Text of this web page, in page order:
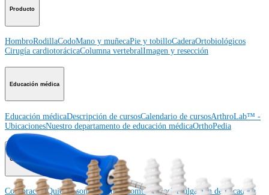
Producto
HombroRodillaCodoMano y muñecaPie y tobilloCaderaOrtobiológicos
Cirugía cardiotorácicaColumna vertebralImagen y resección
Educación médica
Educación médicaDescripción de cursosCalendario de cursosArthroLab™ -
UbicacionesNuestro departamento de educación médicaOrthoPedia
Corporación
CorporaciónQuiénes somosEventos comunitariosDivulgación de la cadena